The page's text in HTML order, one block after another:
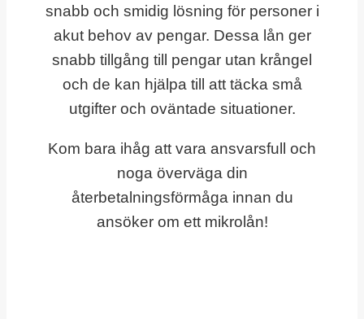
snabb och smidig lösning för personer i
akut behov av pengar. Dessa lån ger
snabb tillgång till pengar utan krångel
och de kan hjälpa till att täcka små
utgifter och oväntade situationer.
Kom bara ihåg att vara ansvarsfull och
noga överväga din
återbetalningsförmåga innan du
ansöker om ett mikrolån!